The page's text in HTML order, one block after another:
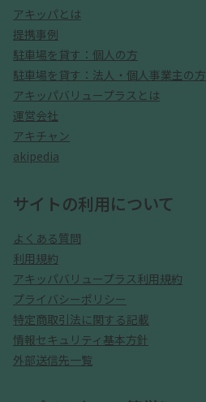
アキッパとは
提携事例
駐車場を貸す：個人の方
駐車場を貸す：法人・個人事業主の方
アキッパバリュープラスとは
運営会社
アキチャン
akipedia
サイトの利用について
よくある質問
利用規約
アキッパバリュープラス利用規約
プライバシーポリシー
特定商取引法に関する記載
情報セキュリティ基本方針
外部送信先一覧